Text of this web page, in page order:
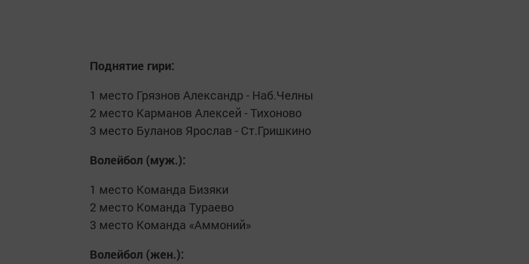
Поднятие гири:
1 место Грязнов Александр - Наб.Челны
2 место Карманов Алексей - Тихоново
3 место Буланов Ярослав - Ст.Гришкино
Волейбол (муж.):
1 место Команда Бизяки
2 место Команда Тураево
3 место Команда «Аммоний»
Волейбол (жен.):